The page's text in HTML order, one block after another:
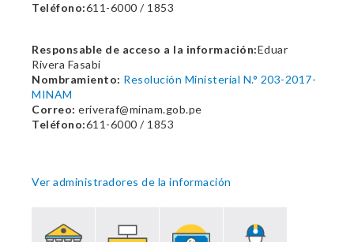
Teléfono:611-6000 / 1853
Responsable de acceso a la información:Eduar
Rivera Fasabi
Nombramiento: Resolución Ministerial N.° 203-2017-
MINAM
Correo: eriveraf@minam.gob.pe
Teléfono:611-6000 / 1853
Ver administradores de la información